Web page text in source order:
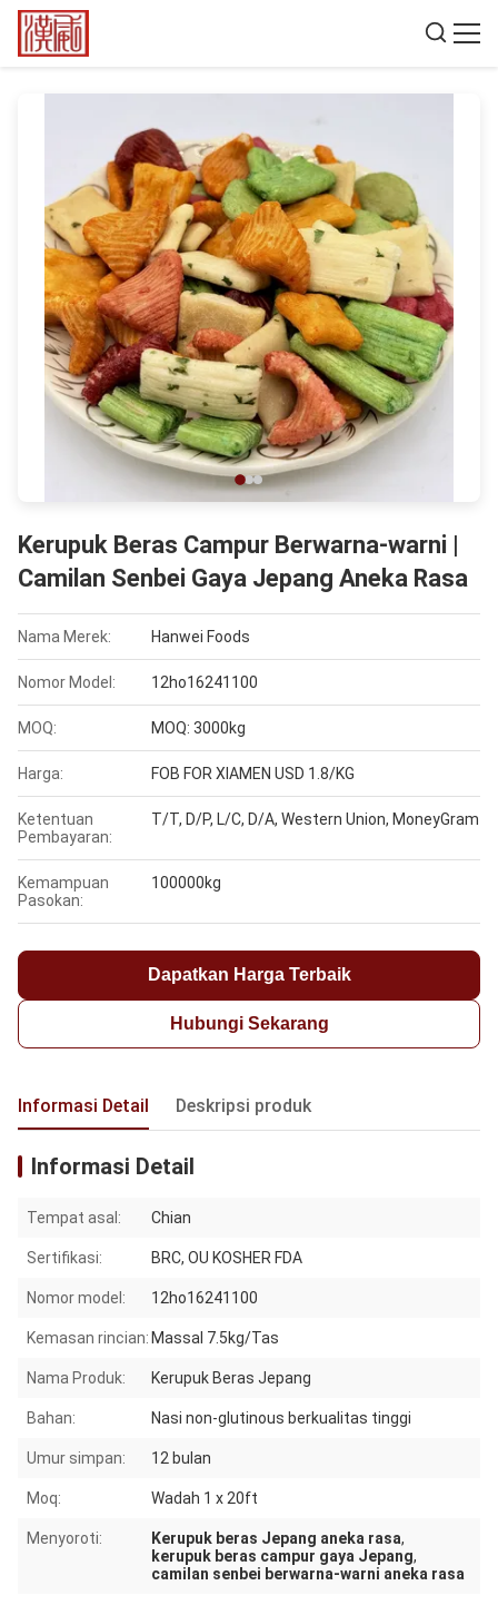
Kerupuk Beras Campur Berwarna-warni |
Camilan Senbei Gaya Jepang Aneka Rasa
Nama Merek: Hanwei Foods
Nomor Model: 12ho16241100
MOQ: MOQ: 3000kg
Harga: FOB FOR XIAMEN USD 1.8/KG
Ketentuan
Pembayaran:
T/T, D/P, L/C, D/A, Western Union, MoneyGram
Kemampuan
Pasokan:
100000kg
Dapatkan Harga Terbaik
Hubungi Sekarang
Informasi Detail Deskripsi produk
Informasi Detail
Tempat asal: Chian
Sertifikasi: BRC, OU KOSHER FDA
Nomor model: 12ho16241100
Kemasan rincian: Massal 7.5kg/Tas
Nama Produk: Kerupuk Beras Jepang
Bahan: Nasi non-glutinous berkualitas tinggi
Umur simpan: 12 bulan
Moq: Wadah 1 x 20ft
Menyoroti: Kerupuk beras Jepang aneka rasa,
kerupuk beras campur gaya Jepang,
camilan senbei berwarna-warni aneka rasa